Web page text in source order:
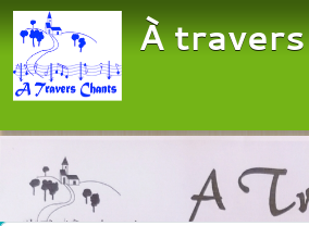
À
Panneau de gestion des cookies